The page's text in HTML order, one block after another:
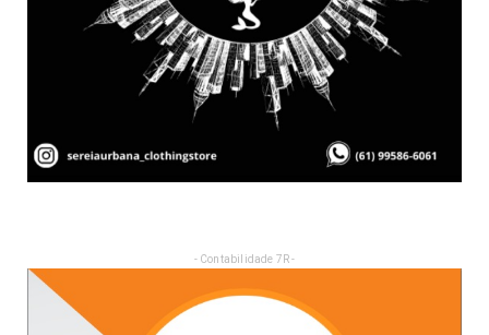
- Contabilidade 7R -